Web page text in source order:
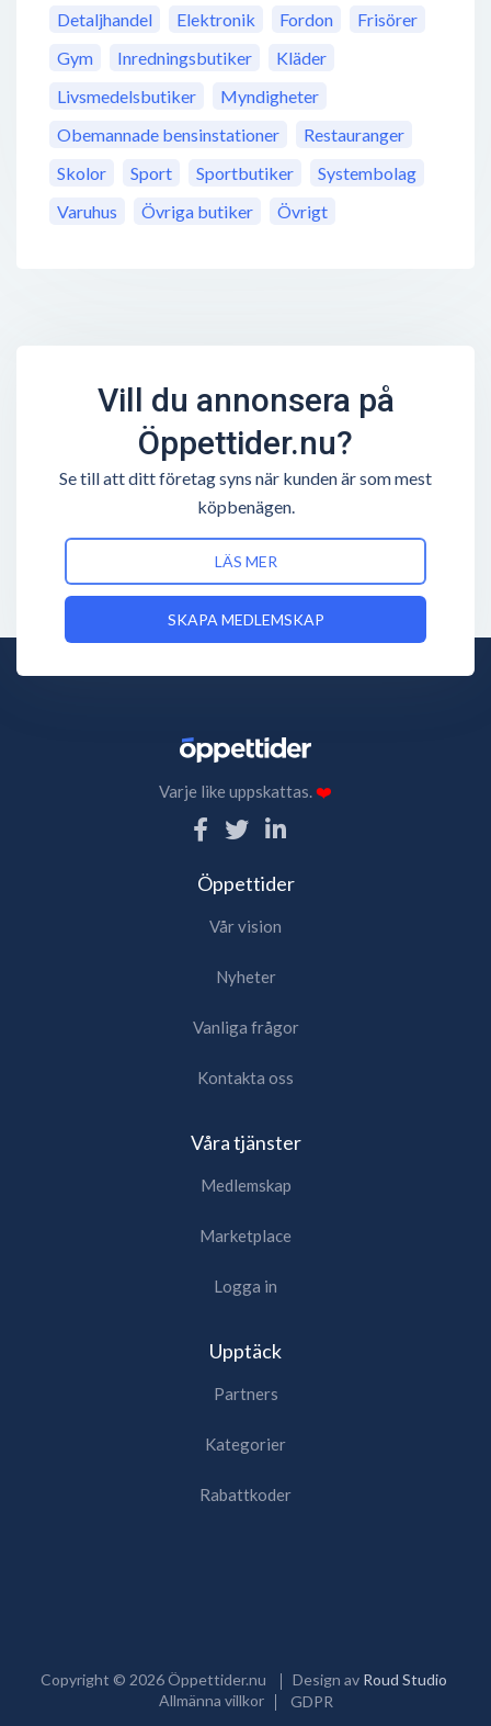
Detaljhandel
Elektronik Fordon
Frisörer
Gym
Inredningsbutiker
Kläder
Livsmedelsbutiker
Myndigheter
Obemannade bensinstationer
Restauranger
Skolor
Sport Sportbutiker
Systembolag
Varuhus
Övriga butiker Övrigt
Vill du annonsera på
Öppettider.nu?
Se till att ditt företag syns när kunden är som mest
köpbenägen.
LÄS MER
SKAPA MEDLEMSKAP
Varje like uppskattas.❤️
Öppettider
Vår vision
Nyheter
Vanliga frågor
Kontakta oss
Våra tjänster
Medlemskap
Marketplace
Logga in
Upptäck
Partners
Kategorier
Rabattkoder
Copyright © 2026Öppettider.nu Design av Roud Studio
Allmänna villkor
GDPR